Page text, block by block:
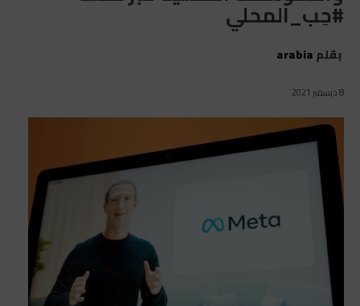
#حِب_المحلي
بقلمarabia
8 ديسمبر 2021